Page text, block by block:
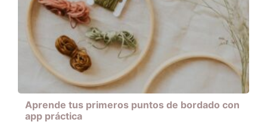
Aprende tus primeros puntos de bordado con
app práctica